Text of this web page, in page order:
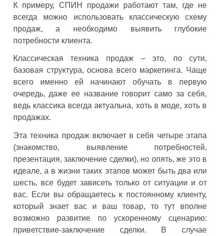
К примеру, СПИН продажи работают там, где не
всегда можно использовать классическую схему
продаж, а необходимо выявить глубокие
потребности клиента.
Классическая техника продаж – это, по сути,
базовая структура, основа всего маркетинга. Чаще
всего именно ей начинают обучать в первую
очередь, даже ее название говорит само за себя,
ведь классика всегда актуальна, хоть в моде, хоть в
продажах.
Эта техника продаж включает в себя четыре этапа
(знакомство, выявление потребностей,
презентация, заключение сделки), но опять, же это в
идеале, а в жизни таких этапов может быть два или
шесть, все будет зависеть только от ситуации и от
вас. Если вы обращаетесь к постоянному клиенту,
который знает вас и ваш товар, то тут вполне
возможно развитие по ускоренному сценарию:
приветствие-заключение сделки. В случае